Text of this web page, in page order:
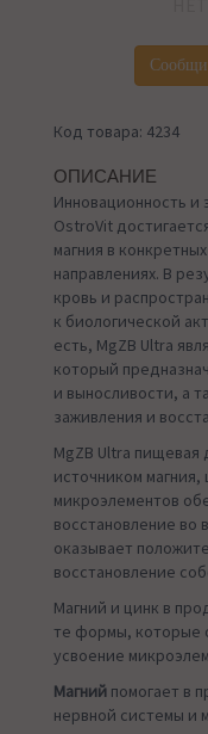
Код товара: 4234
ОПИСАНИЕ
Инновационность
OstroVit
магния в
направлениях. В
кровь и
к биологической
есть, MgZB Ultra
который
и выносливости, а
заживления и
MgZB Ultra пищевая
источником магния,
микроэлементов
восстановление во
оказывает
восстановление
Магний и цинк в
те формы, которые
усвоение
Магний помогает в
нервной системы и